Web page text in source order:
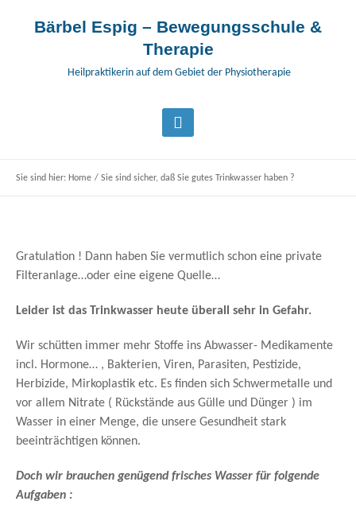
Bärbel Espig – Bewegungsschule &
Therapie
Heilpraktikerin auf dem Gebiet der Physiotherapie
Sie sind hier: Home / Sie sind sicher, daß Sie gutes Trinkwasser haben ?
Gratulation ! Dann haben Sie vermutlich schon eine private
Filteranlage…oder eine eigene Quelle…
Leider ist das Trinkwasser heute überall sehr in Gefahr.
Wir schütten immer mehr Stoffe ins Abwasser- Medikamente
incl. Hormone… , Bakterien, Viren, Parasiten, Pestizide,
Herbizide, Mirkoplastik etc. Es finden sich Schwermetalle und
vor allem Nitrate ( Rückstände aus Gülle und Dünger ) im
Wasser in einer Menge, die unsere Gesundheit stark
beeinträchtigen können.
Doch wir brauchen genügend frisches Wasser für folgende
Aufgaben :